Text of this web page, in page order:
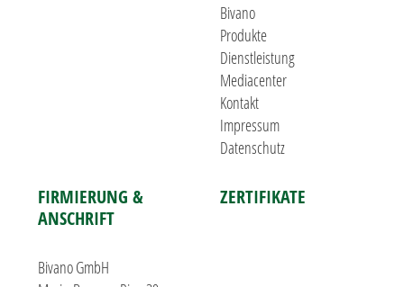
Bivano
Produkte
Dienstleistung
Mediacenter
Kontakt
Impressum
Datenschutz
FIRMIERUNG &
ANSCHRIFT
Bivano GmbH
ZERTIFIKATE